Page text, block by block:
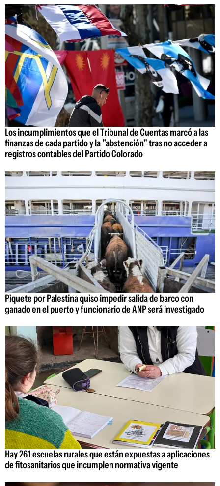
Los incumplimientos que el Tribunal de Cuentas marcó a las
finanzas de cada partido y la "abstención" tras no acceder a
registros contables del Partido Colorado
Piquete por Palestina quiso impedir salida de barco con
ganado en el puerto y funcionario de ANP será investigado
Hay 261 escuelas rurales que están expuestas a aplicaciones
de fitosanitarios que incumplen normativa vigente